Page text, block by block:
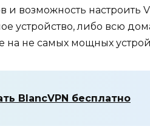
и возможность настроить
устройство, либо всю
на не самых мощных
BlancVPN бесплатно